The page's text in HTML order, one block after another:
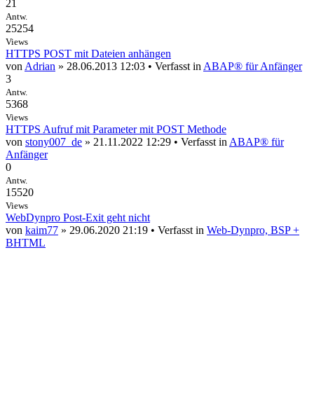
21
Antw.
25254
Views
HTTPS POST mit Dateien anhängen
von Adrian » 28.06.2013 12:03 • Verfasst in ABAP® für Anfänger
3
Antw.
5368
Views
HTTPS Aufruf mit Parameter mit POST Methode
von stony007_de » 21.11.2022 12:29 • Verfasst in ABAP® für
Anfänger
0
Antw.
15520
Views
WebDynpro Post-Exit geht nicht
von kaim77 » 29.06.2020 21:19 • Verfasst in Web-Dynpro, BSP +
BHTML